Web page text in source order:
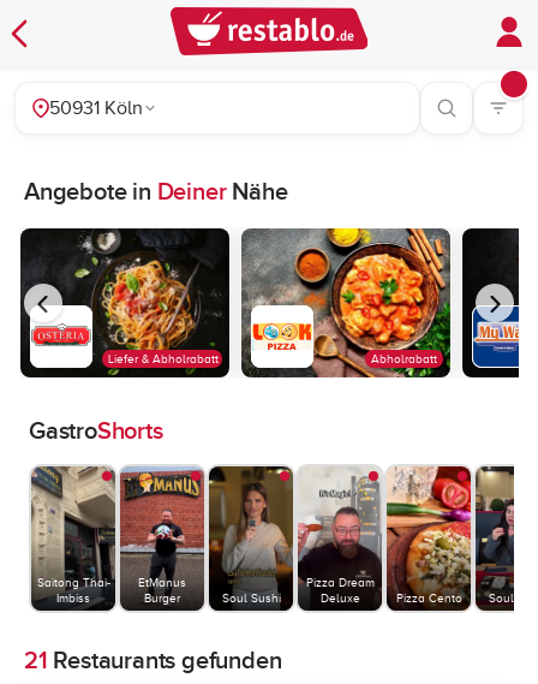
50931 Köln
Angebote in DeinerNähe
Liefer & Abholrabatt Abholrabatt
GastroShorts
Saitong Thai-
Imbiss
EtManus
Burger
Soul Sushi
Pizza Dream
Deluxe
Pizza Cento Soul
21 Restaurants gefunden